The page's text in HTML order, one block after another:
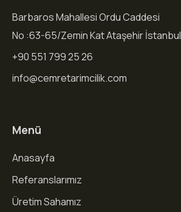
Barbaros Mahallesi Ordu Caddesi
No :63-65/Zemin Kat Ataşehir İstanbul
+90 551 799 25 26
info@cemretarimcilik.com
Menü
Anasayfa
Referanslarımız
Üretim Sahamız